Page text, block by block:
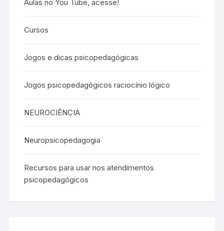
Aulas no You Tube, acesse!
Cursos
Jogos e dicas psicopedagógicas
Jogos psicopedagógicos raciocínio lógico
NEUROCIÊNCIA
Neuropsicopedagogia
Recursos para usar nos atendimentos
psicopedagógicos